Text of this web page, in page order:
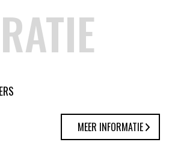
MEER INFORMATIE